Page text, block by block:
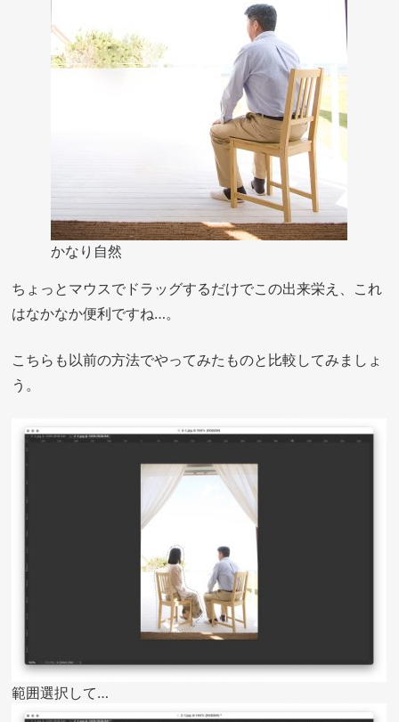
かなり自然
ちょっとマウスでドラッグするだけでこの出来栄え、これ
はなかなか便利ですね…。
こちらも以前の方法でやってみたものと比較してみましょ
う。
範囲選択して…